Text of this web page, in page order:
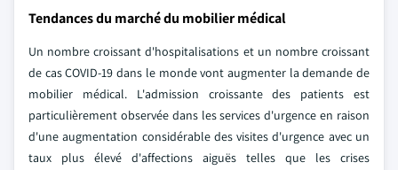
Tendances du marché du mobilier médical
Un nombre croissant d'hospitalisations et un nombre croissant
de cas COVID-19 dans le monde vont augmenter la demande de
mobilier médical. L'admission croissante des patients est
particulièrement observée dans les services d'urgence en raison
d'une augmentation considérable des visites d'urgence avec un
taux plus élevé d'affections aiguës telles que les crises